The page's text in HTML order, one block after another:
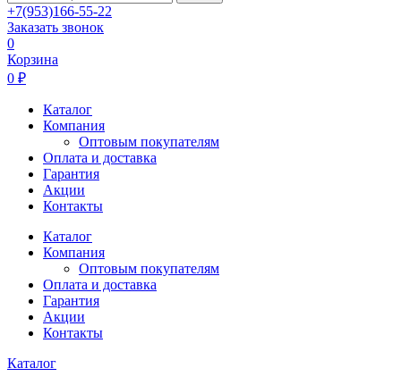
+7(953)166-55-22
Заказать звонок
0
Корзина
0 ₽
Каталог
Компания
Оптовым покупателям
Оплата и доставка
Гарантия
Акции
Контакты
Каталог
Компания
Оптовым покупателям
Оплата и доставка
Гарантия
Акции
Контакты
Каталог